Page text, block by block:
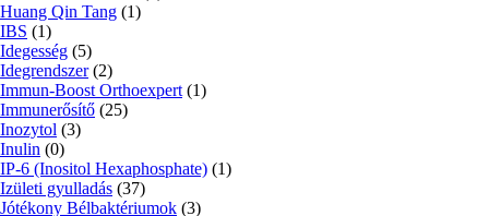
Huang Qin Tang (1)
IBS (1)
Idegesség (5)
Idegrendszer (2)
Immun-Boost Orthoexpert (1)
Immunerősítő (25)
Inozytol (3)
Inulin (0)
IP-6 (Inositol Hexaphosphate) (1)
Izületi gyulladás (37)
Jótékony Bélbaktériumok (3)